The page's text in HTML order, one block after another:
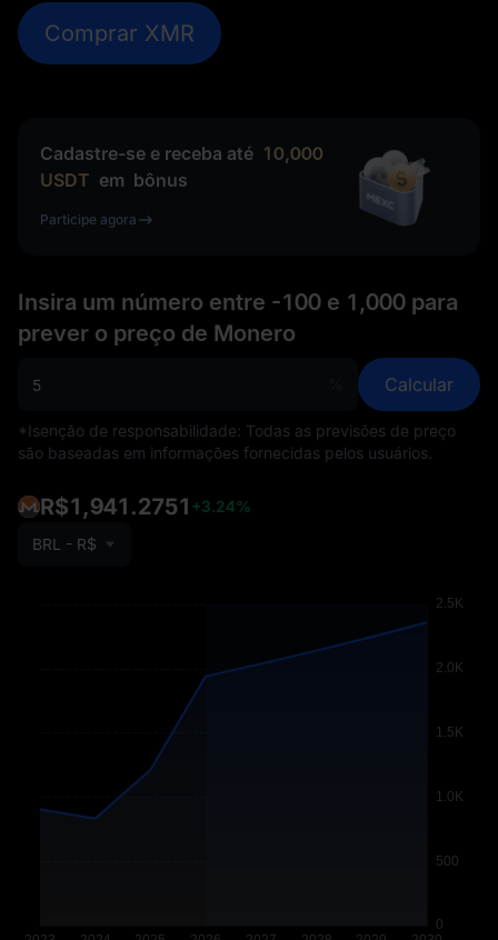
Comprar XMR
Cadastre-se e receba até 10,000
USDT em bônus
Participe agora
Insira um número entre -100 e 1,000 para
prever o preço de Monero
Calcular
*Isenção de responsabilidade: Todas as previsões de preço
são baseadas em informações fornecidas pelos usuários.
R$1,941.2751 +3.24%
BRL - R$